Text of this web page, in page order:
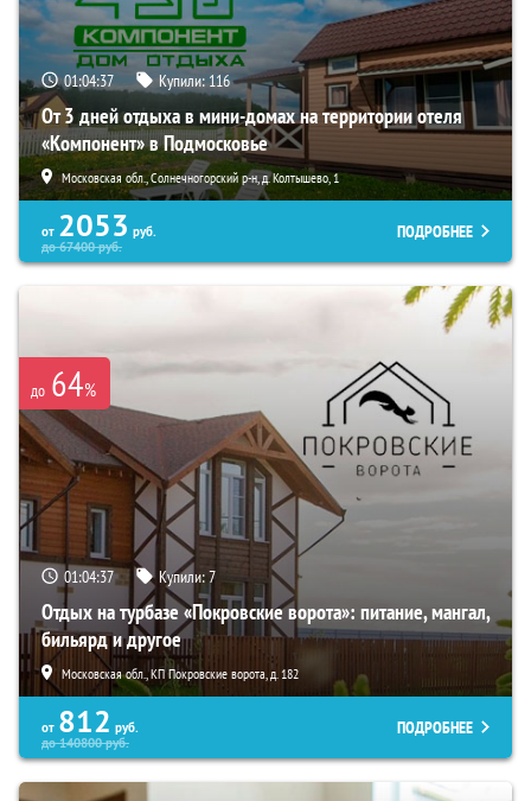
01:04:35 Купили: 116
От 3 дней отдыха в мини-домах на территории отеля
«Компонент» в Подмосковье
Московская обл., Солнечногорский р-н, д. Колтышево, 1
от 2053 руб.
до67400руб.
ПОДРОБНЕЕ
до 64%
01:04:35 Купили:7
Отдых на турбазе «Покровские ворота»: питание, мангал,
бильярд и другое
Московская обл., КП Покровские ворота, д. 182
от 812 руб.
до140800руб.
ПОДРОБНЕЕ